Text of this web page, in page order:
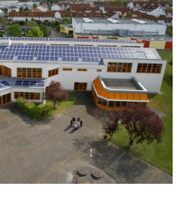
E
N